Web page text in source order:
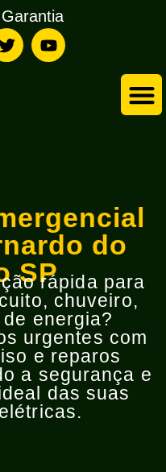
Garantia
do
SPrápida para
chuveiro,
energia?
urgentes com
e reparos
a segurança e
das suas